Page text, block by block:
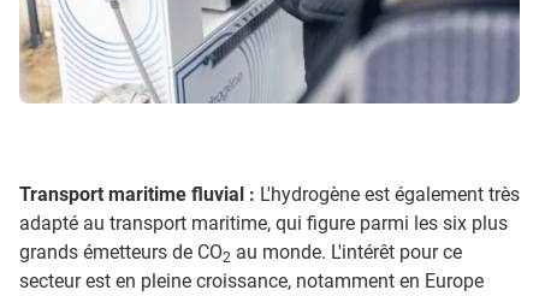
Transport maritime fluvial : L'hydrogène est également très
adapté au transport maritime, qui figure parmi les six plus
grands émetteurs de CO2 au monde. L'intérêt pour ce
secteur est en pleine croissance, notamment en Europe